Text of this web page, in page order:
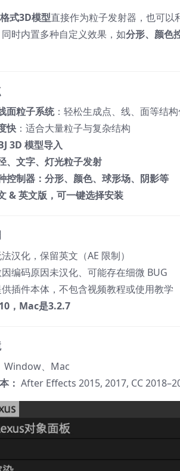
式3D模型直接作为粒子发射器，也可以
时内置多种自定义效果，如分形、颜色
面粒子系统：轻松生成点、线、面等结
快 ：适合大量粒子与复杂结构
3D 模型导入
、文字、灯光粒子发射
控制器：分形、颜色、球形场、阴影等
& 英文版，可一键选择安装
汉化，保留英文（AE 限制）
编码原因未汉化、可能存在细微 BUG
插件本体，不包含视频教程或使用教学
，Mac是3.2.7
Window、Mac
： After Effects 2015, 2017, CC